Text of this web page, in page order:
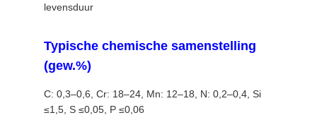
levensduur
Typische chemische samenstelling
(gew.%)
C: 0,3–0,6, Cr: 18–24, Mn: 12–18, N: 0,2–0,4, Si
≤1,5, S ≤0,05, P ≤0,06